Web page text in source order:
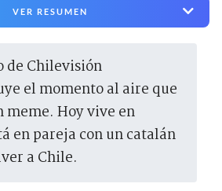
VER RESUMEN
el momento al aire que
Hoy vive en
en pareja con un catalán
a Chile.